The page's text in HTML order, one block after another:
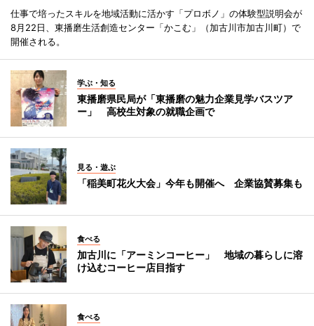
仕事で培ったスキルを地域活動に活かす「プロボノ」の体験型説明会が
8月22日、東播磨生活創造センター「かこむ」（加古川市加古川町）で
開催される。
学ぶ・知る
東播磨県民局が「東播磨の魅力企業見学バスツア
ー」 高校生対象の就職企画で
見る・遊ぶ
「稲美町花火大会」今年も開催へ 企業協賛募集も
食べる
加古川に「アーミンコーヒー」 地域の暮らしに溶
け込むコーヒー店目指す
食べる